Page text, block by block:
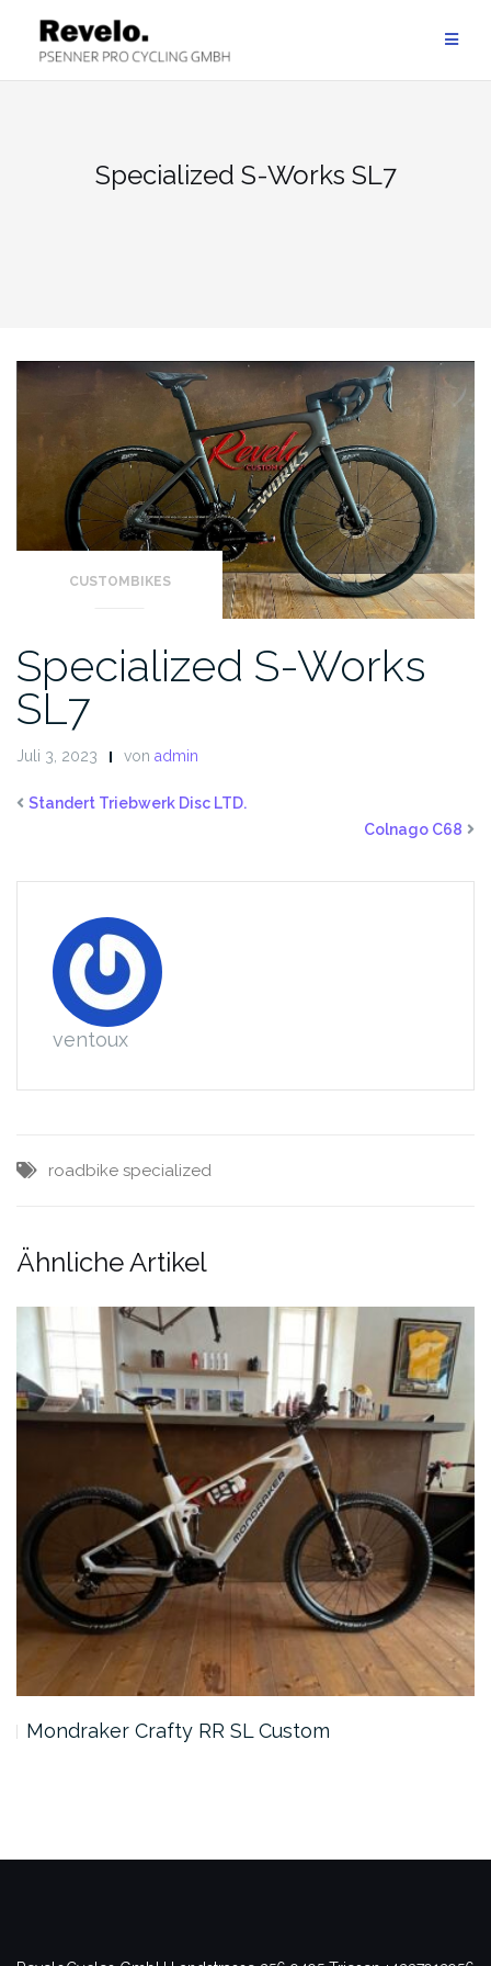
Inhalt
springen
Specialized S-Works SL7
CUSTOMBIKES
Specialized S-Works
SL7
Juli 3, 2023 von admin
Standert Triebwerk Disc LTD.
Colnago C68
ventoux
roadbike specialized
Ähnliche Artikel
Mondraker Crafty RR SL Custom